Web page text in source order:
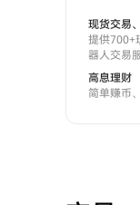
现货交易
提供700+
器人交易
高息理财
简单赚币